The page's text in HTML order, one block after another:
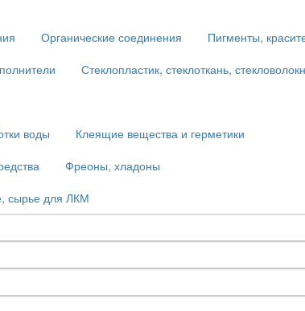
Органические соединения
Пигменты,
Стеклопластик, стеклоткань,
воды
Клеящие вещества и герметики
Фреоны, хладоны
сырье для ЛКМ